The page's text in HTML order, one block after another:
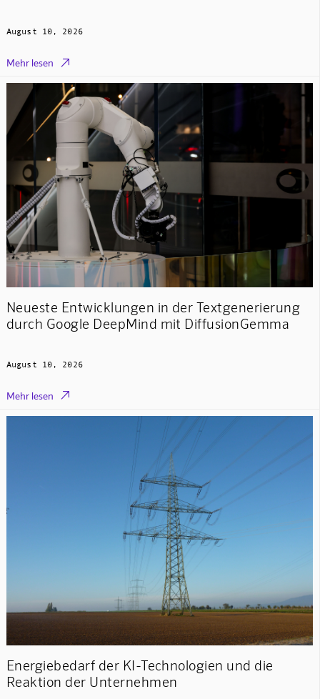
August 10, 2026
Mehr lesen 
Neueste Entwicklungen in der Textgenerierung
durch Google DeepMind mit DiffusionGemma
August 10, 2026
Mehr lesen 
Energiebedarf der KI-Technologien und die
Reaktion der Unternehmen